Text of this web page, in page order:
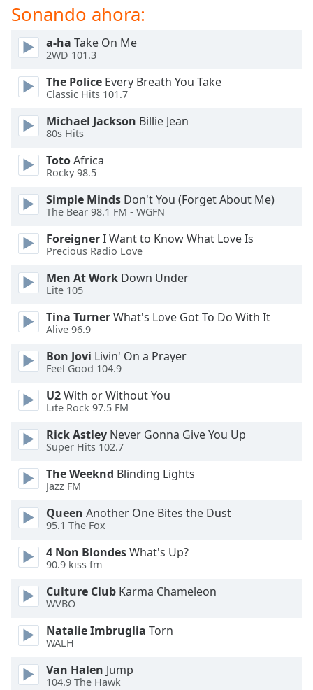
dialog
window.
Escape
cancel
and
close
Text
Color
Opacity
Text
Background
Background
Color
Opacity
Font
Size
Text
Edge
Style
Font
Sonando ahora:
a-ha Take On Me
2WD 101.3
The Police Every Breath You Take
Classic Hits 101.7
Michael Jackson Billie Jean
80s Hits
TotoAfrica
Rocky 98.5
Simple Minds Don't You (Forget About Me)
The Bear 98.1 FM - WGFN
ForeignerI Want to Know What Love Is
Precious Radio Love
Men At Work Down Under
Lite 105
Tina TurnerWhat's Love Got To Do With It
Alive 96.9
Bon Jovi Livin' On a Prayer
Feel Good 104.9
U2With or Without You
Lite Rock 97.5 FM
Rick Astley Never Gonna Give You Up
Super Hits 102.7
The Weeknd Blinding Lights
Jazz FM
Queen Another One Bites the Dust
95.1 The Fox
4 Non BlondesWhat's Up?
90.9 kiss fm
Culture Club Karma Chameleon
WVBO
Natalie Imbruglia Torn
WALH
Van Halen Jump
104.9 The Hawk